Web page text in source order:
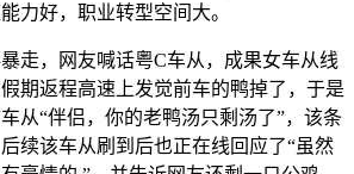
力好，职业转型空间大。
，网友喊话粤C车从，成果女车从线
期返程高速上发觉前车的鸭掉了，于是
从“伴侣，你的老鸭汤只剩汤了”，该条
续该车从刷到后也正在线回应了“虽然